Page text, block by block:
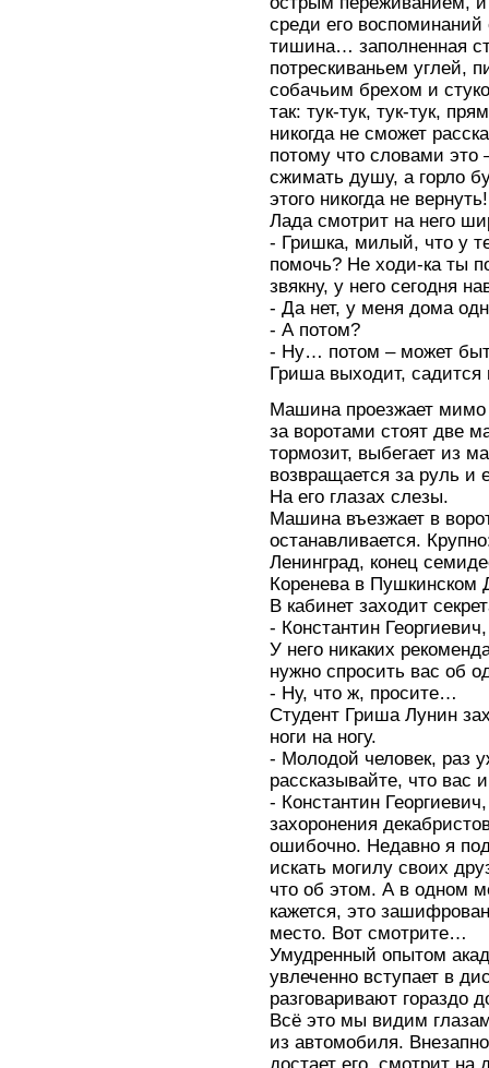
среди его
тишина… заполненная
потрескиваньем углей,
собачьим брехом и
так: тук-тук, тук-тук,
никогда не сможет
потому что словами это
сжимать душу, а горло
этого никогда не
Лада смотрит на него
- Гришка, милый, что у
помочь? Не ходи-ка ты
звякну, у него сегодня
- Да нет, у меня дома
- А потом?
- Ну… потом – может
Гриша выходит,
Машина проезжает мимо
за воротами стоят две
тормозит, выбегает из
возвращается за руль и
На его глазах слезы.
Машина въезжает в
останавливается.
Ленинград, конец
Коренева в Пушкинском
В кабинет заходит
- Константин
У него никаких
нужно спросить вас об
- Ну, что ж, просите…
Студент Гриша Лунин
ноги на ногу.
- Молодой человек, раз
рассказывайте, что вас
- Константин
захоронения
ошибочно. Недавно я
искать могилу своих
что об этом. А в одном
кажется, это
место. Вот смотрите…
Умудренный опытом
увлеченно вступает в
разговаривают гораздо
Всё это мы видим
из автомобиля.